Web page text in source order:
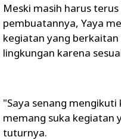
Meski masih harus
pembuatannya, Yaya
kegiatan yang
lingkungan karena
"Saya senang
memang suka kegiatan
tuturnya.